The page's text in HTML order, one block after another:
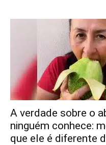
A verdade sobre o
ninguém conhece:
que ele é diferente